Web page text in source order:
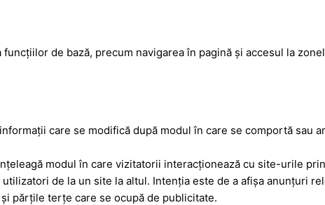
de bază, precum navigarea în pagină şi accesul la
care se modifică după modul în care se comportă sau
modul în care vizitatorii interacţionează cu site-urile
de la un site la altul. Intenţia este de a afişa anunţuri
părţile terţe care se ocupă de publicitate.